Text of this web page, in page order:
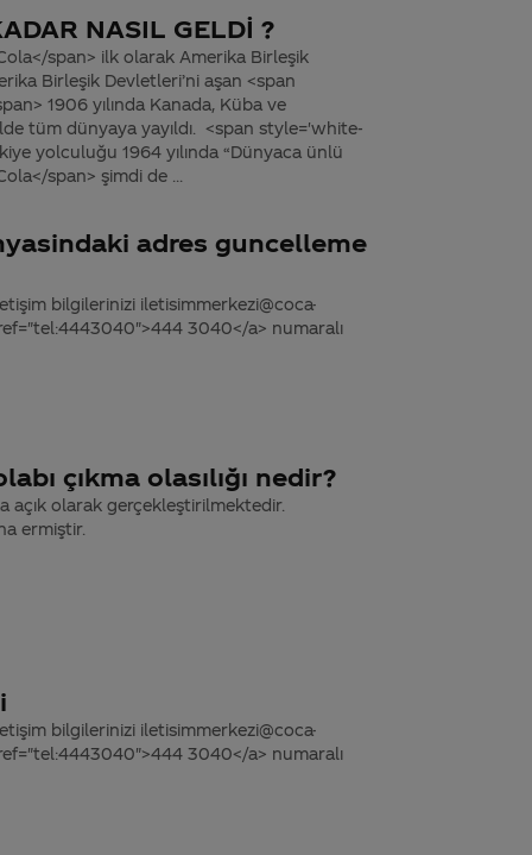
NASIL GELDİ ?
span> ilk olarak Amerika Birleşik
Birleşik Devletleri’ni aşan <span
1906 yılında Kanada, Küba ve
tüm dünyaya yayıldı. <span style='white-
yolculuğu 1964 yılında “Dünyaca ünlü
span> şimdi de ...
adres guncelleme
bilgilerinizi iletisimmerkezi@coca-
3040</a> numaralı
çıkma olasılığı nedir?
olarak gerçekleştirilmektedir.
ermiştir.
bilgilerinizi iletisimmerkezi@coca-
3040</a> numaralı